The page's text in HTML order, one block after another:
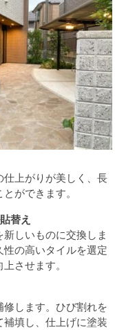
仕上がりが美しく、長
ができます。
替え
しいものに交換しま
の高いタイルを選定
させます。
します。ひび割れを
填し、仕上げに塗装